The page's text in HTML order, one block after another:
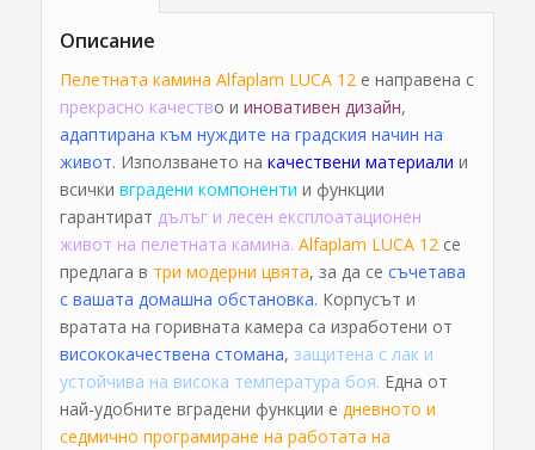
Описание
Пелетната камина Alfaplam LUCA 12e направена с
прекрасно качество и иновативен дизайн,
адаптирана към нуждите на градския начин на
живот. Използването на качествени материали и
всички вградени компоненти и функции
гарантират дълъг и лесен експлоатационен
живот на пелетната камина. Alfaplam LUCA 12се
предлага в три модерни цвята, за да се съчетава
с вашата домашна обстановка. Корпусът и
вратата на горивната камера са изработени от
висококачествена стомана, защитена с лак и
устойчива на висока температура боя. Една от
най-удобните вградени функции е дневното и
седмично програмиране на работата на